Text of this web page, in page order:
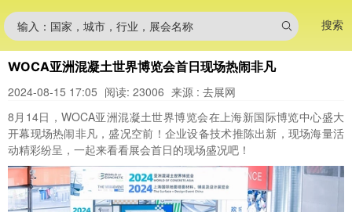
输入：国家，城市，行业，展会名称 搜索
WOCA亚洲混凝土世界博览会首日现场热闹非凡
2024-08-15 17:05 阅读: 23006 来源 : 去展网
8月14日，WOCA亚洲混凝土世界博览会在上海新国际博览中心盛大
开幕现场热闹非凡，盛况空前！企业设备技术推陈出新，现场海量活
动精彩纷呈，一起来看看展会首日的现场盛况吧！